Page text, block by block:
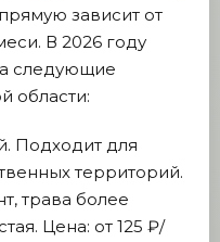
зависит от
В 2026 году
следующие
области:
Подходит для
территорий.
трава более
Цена: от 125 ₽/